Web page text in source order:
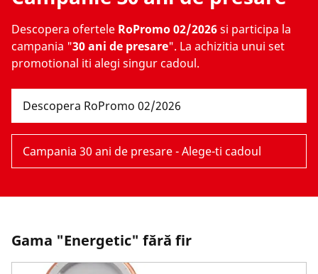
Descopera ofertele RoPromo 02/2026si participa la
campania "30 ani de presare". La achizitia unui set
promotional iti alegi singur cadoul.
Descopera RoPromo 02/2026
Campania 30 ani de presare - Alege-ti cadoul
Gama "Energetic" fără fir